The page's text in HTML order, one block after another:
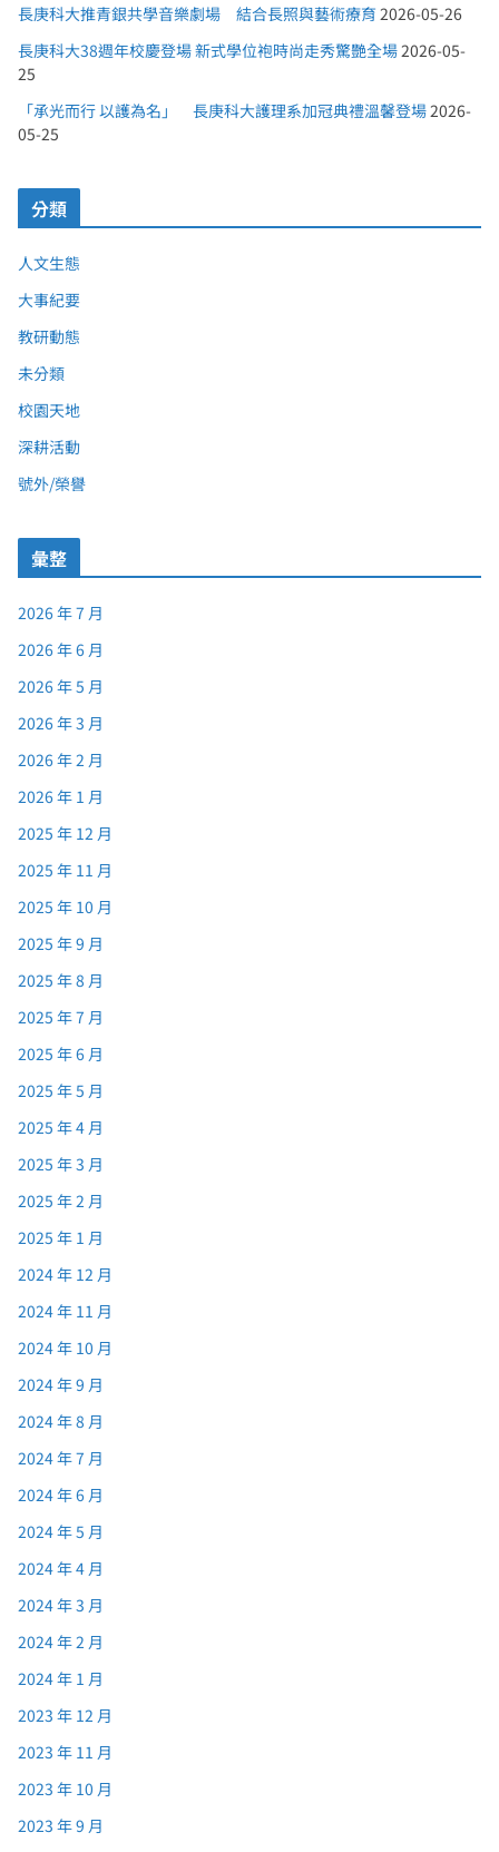
長庚科大推青銀共學音樂劇場 結合長照與藝術療育 2026-05-26
長庚科大38週年校慶登場 新式學位袍時尚走秀驚艷全場 2026-05-
25
「承光而行 以護為名」 長庚科大護理系加冠典禮溫馨登場 2026-
05-25
分類
人文生態
大事紀要
教研動態
未分類
校園天地
深耕活動
號外/榮譽
彙整
2026 年 7 月
2026 年 6 月
2026 年 5 月
2026 年 3 月
2026 年 2 月
2026 年 1 月
2025 年 12 月
2025 年 11 月
2025 年 10 月
2025 年 9 月
2025 年 8 月
2025 年 7 月
2025 年 6 月
2025 年 5 月
2025 年 4 月
2025 年 3 月
2025 年 2 月
2025 年 1 月
2024 年 12 月
2024 年 11 月
2024 年 10 月
2024 年 9 月
2024 年 8 月
2024 年 7 月
2024 年 6 月
2024 年 5 月
2024 年 4 月
2024 年 3 月
2024 年 2 月
2024 年 1 月
2023 年 12 月
2023 年 11 月
2023 年 10 月
2023 年 9 月